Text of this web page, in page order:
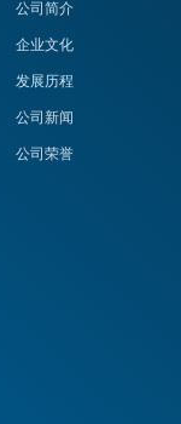
公司简介
企业文化
发展历程
公司新闻
公司荣誉